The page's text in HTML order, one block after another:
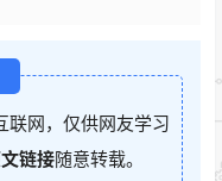
联网，仅供网友学习
链接随意转载。